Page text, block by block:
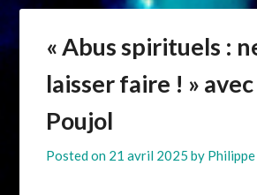
« Abus spirituels :
laisser faire ! »
Poujol
Posted on 21 avril 2025 by